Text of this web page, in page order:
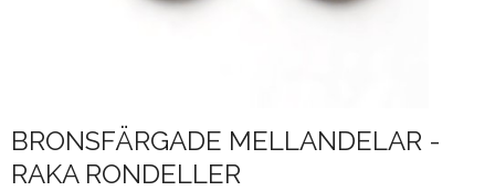
BRONSFÄRGADE MELLANDELAR -
RAKA RONDELLER